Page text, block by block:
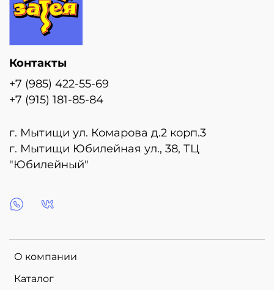
О компании
Каталог
Контакты
+7 (985) 422-55-69
+7 (915) 181-85-84
г. Мытищи ул. Комарова д.2 корп.3
г. Мытищи Юбилейная ул., 38, ТЦ
"Юбилейный"